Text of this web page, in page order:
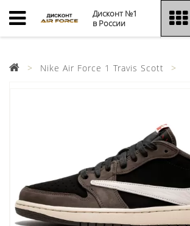
Дисконт №1
в России
Nike Air Force 1 Travis Scott